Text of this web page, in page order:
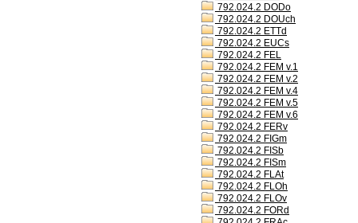
792.024.2 DODo
792.024.2 DOUch
792.024.2 ETTd
792.024.2 EUCs
792.024.2 FEL
792.024.2 FEM v.1
792.024.2 FEM v.2
792.024.2 FEM v.4
792.024.2 FEM v.5
792.024.2 FEM v.6
792.024.2 FERv
792.024.2 FIGm
792.024.2 FISb
792.024.2 FISm
792.024.2 FLAt
792.024.2 FLOh
792.024.2 FLOv
792.024.2 FORd